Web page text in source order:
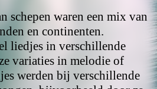
schepen waren een mix van
en continenten.
liedjes in verschillende
variaties in melodie of
werden bij verschillende